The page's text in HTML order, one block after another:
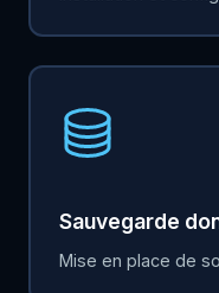
Sauvegarde
Mise en place de